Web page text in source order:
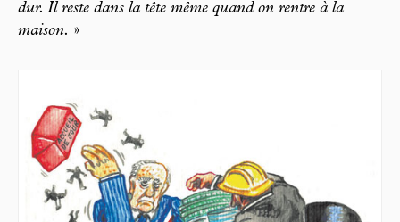
dur. Il reste dans la tête même quand on rentre à la
maison. »